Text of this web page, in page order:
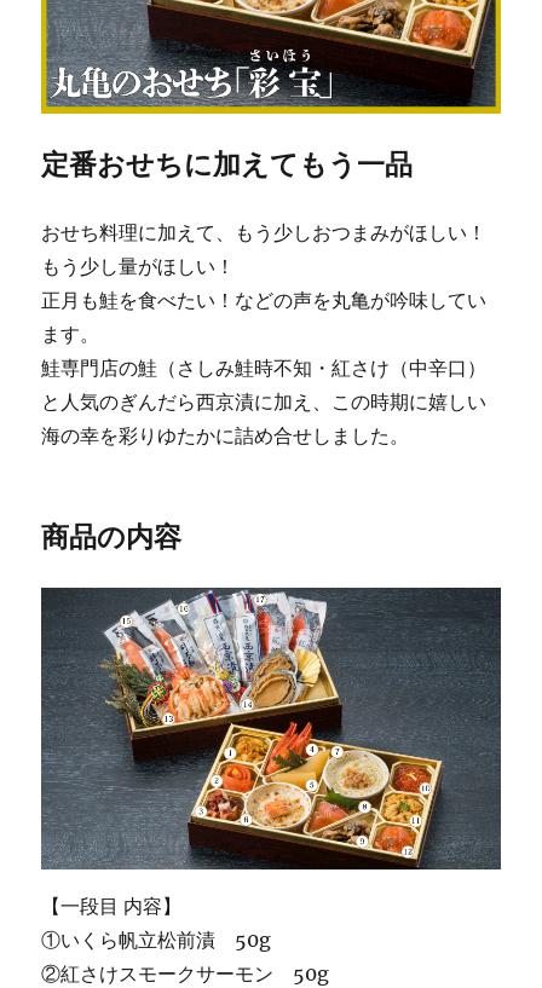
定番おせちに加えてもう一品
おせち料理に加えて、もう少しおつまみがほしい！
もう少し量がほしい！
正月も鮭を食べたい！などの声を丸亀が吟味してい
ます。
鮭専門店の鮭（さしみ鮭時不知・紅さけ（中辛口）
と人気のぎんだら西京漬に加え、この時期に嬉しい
海の幸を彩りゆたかに詰め合せしました。
商品の内容
【一段目 内容】
①いくら帆立松前漬 50g
②紅さけスモークサーモン 50g